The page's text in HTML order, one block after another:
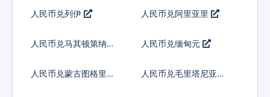
人民币兑列伊 人民币兑阿里亚里
人民币兑马其顿第纳尔 人民币兑缅甸元
人民币兑蒙古图格里克
人民币兑毛里塔尼亚乌